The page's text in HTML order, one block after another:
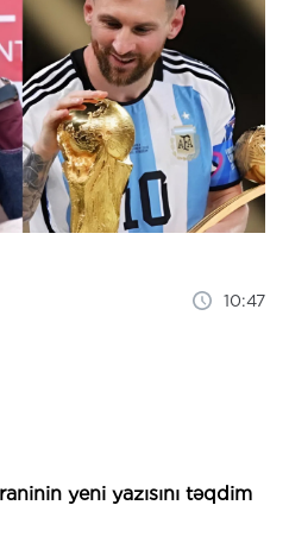
10:47
yeni yazısını təqdim